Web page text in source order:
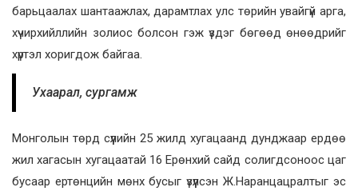
барьцаалах шантаажлах, дарамтлах улс төрийн увайгүй арга,
хүчирхийллийн золиос болсон гэж үздэг бөгөөд өнөөдрийг
хүртэл хоригдож байгаа.
Ухаарал, сургамж
Монголын төрд сүүлийн 25 жилд хугацаанд дунджаар ердөө
жил хагасын хугацаатай 16 Ерөнхий сайд солигдсоноос цаг
бусаар ертөнцийн мөнх бусыг үзүүлсэн Ж.Наранцацралтыг эс